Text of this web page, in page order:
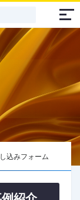
込みフォーム